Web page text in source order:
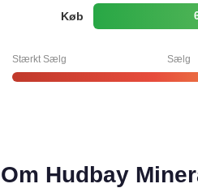
Køb
Stærkt Sælg Sælg
Om Hudbay